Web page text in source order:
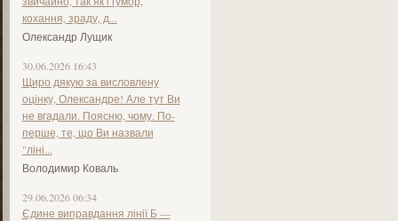
кохання, зраду, д...
Олександр Лущик
30.06.2026 16:43
Щиро дякую за висловлену
оцінку, Олександре! Але тут Ви
не вгадали. Поясню, чому. По-
перше, те, що Ви назвали
"ліні...
Володимир Коваль
29.06.2026 06:34
Єдине виправдання лінії Б —